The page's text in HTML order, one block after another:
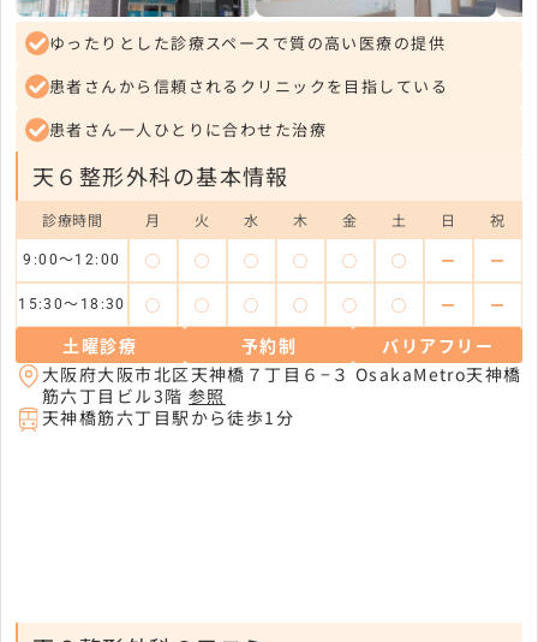
ゆったりとした診療スペースで質の高い医療の提供
患者さんから信頼されるクリニックを目指している
患者さん一人ひとりに合わせた治療
天６整形外科の基本情報
診療時間 月 火 水 木 金 土 日 祝
9:00～12:00 ◯ ◯ ◯ ◯ ◯ ◯ ー ー
15:30～18:30 ◯ ◯ ◯ ◯ ◯ ◯ ー ー
土曜診療 予約制
バリアフリー
大阪府大阪市北区天神橋７丁目６−３ OsakaMetro天神橋
筋六丁目ビル3階 参照
天神橋筋六丁目駅から徒歩1分